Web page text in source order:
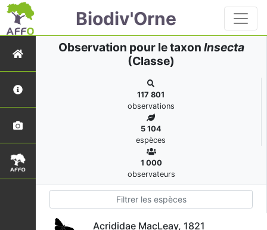
Biodiv'Orne
Observation pour le taxon Insecta
(Classe)
117 801
observations
5 104
espèces
1 000
observateurs
Acrididae MacLeay, 1821